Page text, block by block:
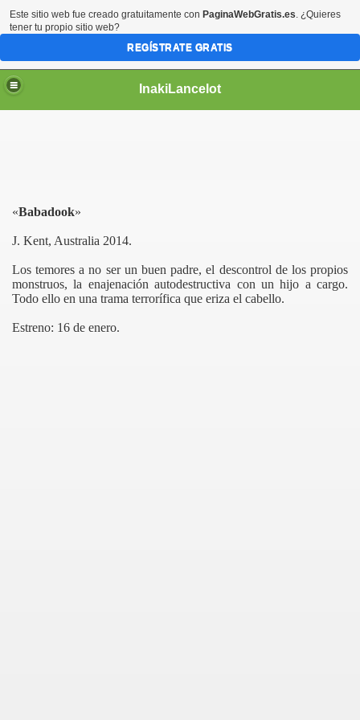
InakiLancelot
«Babadook»
J. Kent, Australia 2014.
Los temores a no ser un buen padre, el descontrol de los propios
monstruos, la enajenación autodestructiva con un hijo a cargo.
Todo ello en una trama terrorífica que eriza el cabello.
Estreno: 16 de enero.
Este sitio web fue creado gratuitamente con PaginaWebGratis.es. ¿Quieres
tener tu propio sitio web?
REGÍSTRATE GRATIS